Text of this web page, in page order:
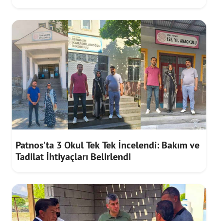
Patnos'ta 3 Okul Tek Tek İncelendi: Bakım ve
Tadilat İhtiyaçları Belirlendi